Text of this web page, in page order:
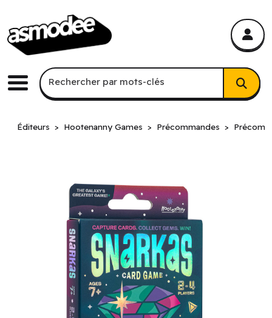
Menu
Recherche par mots-clés
Rechercher par mots-clés
Éditeurs Hootenanny Games Précommandes